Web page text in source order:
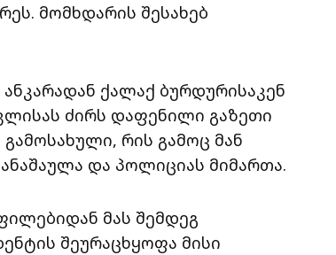
მომხდარის შესახებ
ქალაქ ბურდურისაკენ
ძირს დაფენილი გაზეთი
რის გამოც მან
და პოლიციას მიმართა.
მას შემდეგ
შეურაცხყოფა მისი